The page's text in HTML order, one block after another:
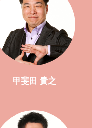
甲斐田 貴之